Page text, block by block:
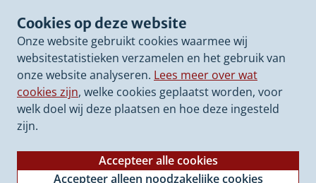
Cookies op deze website
Onze website gebruikt cookies waarmee wij
websitestatistieken verzamelen en het gebruik van
onze website analyseren. Lees meer over wat
cookies zijn, welke cookies geplaatst worden, voor
welk doel wij deze plaatsen en hoe deze ingesteld
zijn.
Accepteer alle cookies
Accepteer alleen noodzakelijke cookies
Informatiebeveiliging
Proclaimer
Cookieverklaring
Archief van dezewebsite
(Verwijst
andere
website)